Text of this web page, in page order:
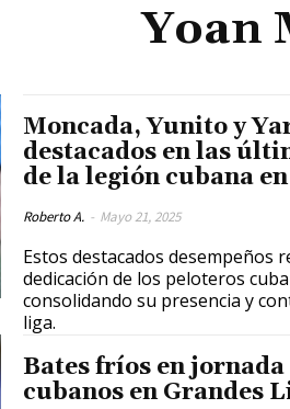
Yoan
Moncada, Yunito y
destacados en las
de la legión cubana
Roberto A. - Mayo 21, 2025
Estos destacados desempeños
dedicación de los peloteros
consolidando su presencia y
liga.
Bates fríos en
cubanos en Grandes